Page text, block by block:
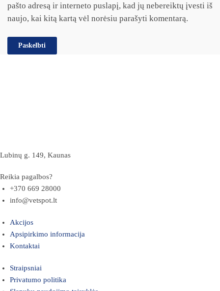
pašto adresą ir interneto puslapį, kad jų nebereiktų įvesti iš
naujo, kai kitą kartą vėl norėsiu parašyti komentarą.
Lubinų g. 149, Kaunas
Reikia pagalbos?
+370 669 28000
info@vetspot.lt
Akcijos
Apsipirkimo informacija
Kontaktai
Straipsniai
Privatumo politika